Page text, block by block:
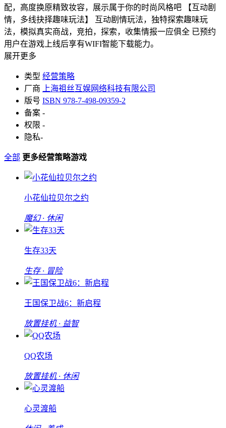
配，高度换原精致妆容，展示属于你的时尚风格吧 【互动剧
情，多线抉择趣味玩法】 互动剧情玩法，独特探索趣味玩
法，模拟真实商战，竞拍，探索，收集情报一应俱全 已预约
用户在游戏上线后享有WIFI智能下载能力。
展开更多
类型 经营策略
厂商
上海祖丝互娱网络科技有限公司
版号 ISBN 978-7-498-09359-2
备案 -
权限 -
隐私-
全部 更多经营策略游戏
小花仙拉贝尔之约
魔幻 · 休闲
生存33天
生存 · 冒险
王国保卫战6：新启程
放置挂机 · 益智
QQ农场
放置挂机 · 休闲
心灵渡船